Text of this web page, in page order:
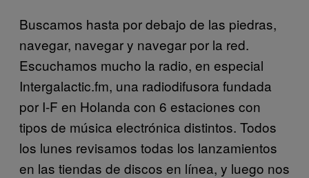
Buscamos hasta por debajo de las piedras,
navegar, navegar y navegar por la red.
Escuchamos mucho la radio, en especial
Intergalactic.fm, una radiodifusora fundada
por I-F en Holanda con 6 estaciones con
tipos de música electrónica distintos. Todos
los lunes revisamos todas los lanzamientos
en las tiendas de discos en línea, y luego nos